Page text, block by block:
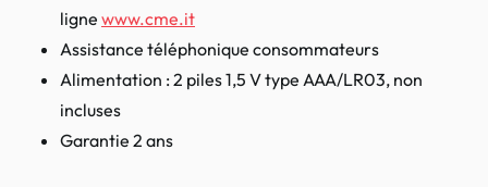
ligne www.cme.it
Assistance téléphonique consommateurs
Alimentation : 2 piles 1,5 V type AAA/LR03, non
incluses
Garantie 2 ans